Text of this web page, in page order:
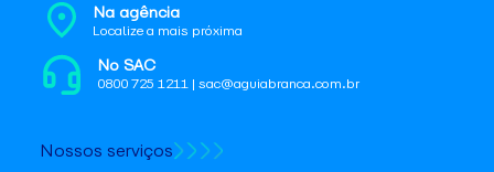
Na agência
Localize a mais próxima
No SAC
0800 725 1211 | sac@aguiabranca.com.br
Nossos serviços